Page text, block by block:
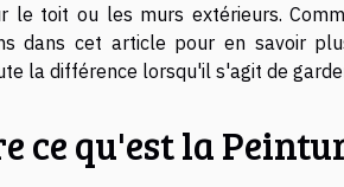
le toit ou les murs extérieurs.
dans cet article pour en savoir
la différence lorsqu'il s'agit de
ce qu'est la